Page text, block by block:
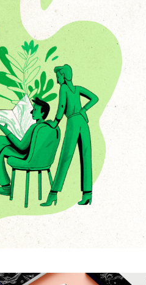
MÉDIATION
de l’air à Lyon